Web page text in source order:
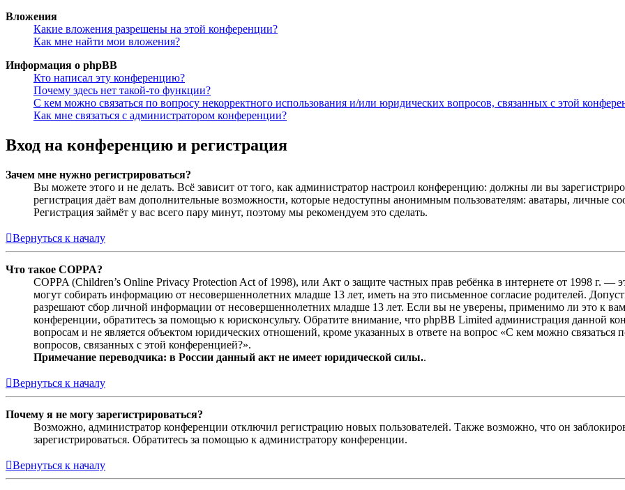
Вложения
Какие вложения разрешены на этой конференции?
Как мне найти мои вложения?
Информация о phpBB
Кто написал эту конференцию?
Почему здесь нет такой-то функции?
С кем можно связаться по вопросу некорректного использования и/или юридических вопросов, связанных с этой
Как мне связаться с администратором конференции?
Вход на конференцию и регистрация
Зачем мне нужно регистрироваться?
Вы можете этого и не делать. Всё зависит от того, как администратор настроил конференцию: должны ли вы
регистрация даёт вам дополнительные возможности, которые недоступны анонимным пользователям: аватары, личные
Регистрация займёт у вас всего пару минут, поэтому мы рекомендуем это сделать.
Вернуться к началу
Что такое COPPA?
COPPA (Children’s Online Privacy Protection Act of 1998), или Акт о защите частных прав ребёнка в интернете от 1998 г.
могут собирать информацию от несовершеннолетних младше 13 лет, иметь на это письменное согласие родителей.
разрешают сбор личной информации от несовершеннолетних младше 13 лет. Если вы не уверены, применимо ли это к
конференции, обратитесь за помощью к юрисконсульту. Обратите внимание, что phpBB Limited администрация данной
вопросам и не является объектом юридических отношений, кроме указанных в ответе на вопрос «С кем можно связаться
вопросов, связанных с этой конференцией?».
Примечание переводчика: в России данный акт не имеет юридической силы..
Вернуться к началу
Почему я не могу зарегистрироваться?
Возможно, администратор конференции отключил регистрацию новых пользователей. Также возможно, что он
зарегистрироваться. Обратитесь за помощью к администратору конференции.
Вернуться к началу